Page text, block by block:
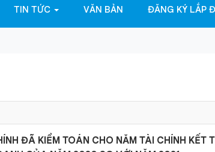
TIN TỨC VĂN BẢN ĐĂNG KÝ LẮP
ĐÃ KIỂM TOÁN CHO NĂM TÀI CHÍNH KẾT